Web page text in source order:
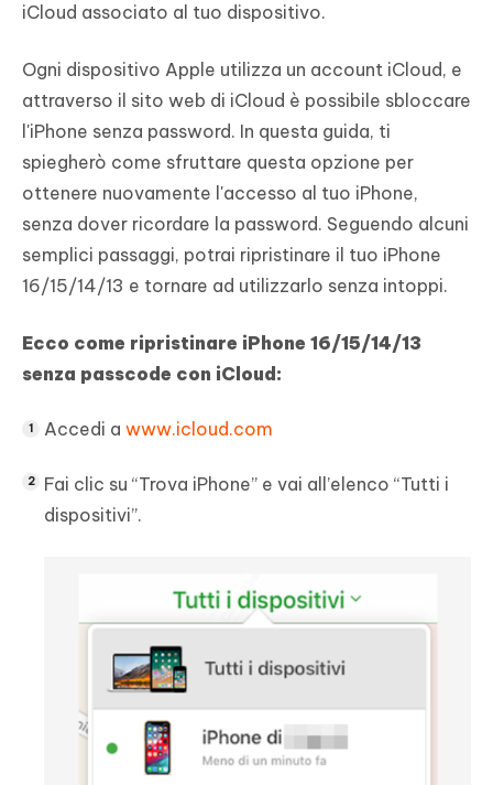
iCloud associato al tuo dispositivo.
Ogni dispositivo Apple utilizza un account iCloud, e
attraverso il sito web di iCloud è possibile sbloccare
l'iPhone senza password. In questa guida, ti
spiegherò come sfruttare questa opzione per
ottenere nuovamente l'accesso al tuo iPhone,
senza dover ricordare la password. Seguendo alcuni
semplici passaggi, potrai ripristinare il tuo iPhone
16/15/14/13 e tornare ad utilizzarlo senza intoppi.
Ecco come ripristinare iPhone 16/15/14/13
senza passcode con iCloud:
Accedi a www.icloud.com
Fai clic su “Trova iPhone” e vai all’elenco “Tutti i
dispositivi”.